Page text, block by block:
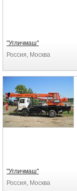
"Угличмаш"
Россия, Москва
"Угличмаш"
Россия, Москва